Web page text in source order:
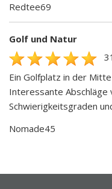
Redtee69
Golf und Natur
Ein Golfplatz in der
Interessante Abschläge
Schwierigkeitsgraden
Nomade45